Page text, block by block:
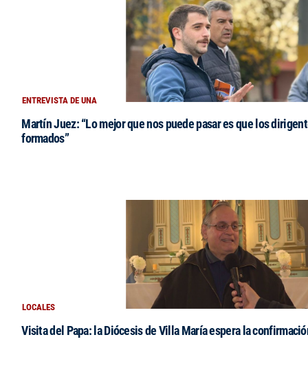
ENTREVISTA DE UNA
Martín Juez: “Lo mejor que nos puede pasar es que los
formados”
LOCALES
Visita del Papa: la Diócesis de Villa María espera la